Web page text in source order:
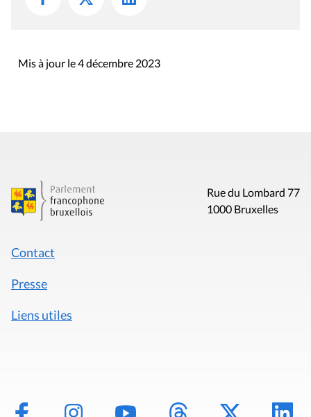
Mis à jour le 4 décembre 2023
Rue du Lombard 77
1000 Bruxelles
Contact
Presse
Liens utiles